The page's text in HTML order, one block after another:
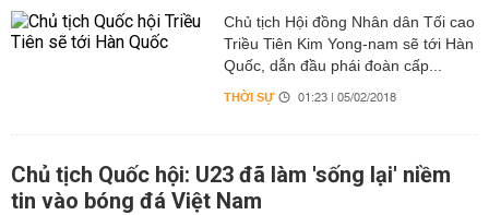
Chủ tịch Hội đồng Nhân dân Tối cao
Triều Tiên Kim Yong-nam sẽ tới Hàn
Quốc, dẫn đầu phái đoàn cấp...
THỜI SỰ 01:23 | 05/02/2018
Chủ tịch Quốc hội: U23 đã làm 'sống lại' niềm
tin vào bóng đá Việt Nam